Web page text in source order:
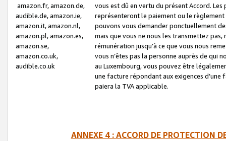
amazon.fr, amazon.de,
audible.de, amazon.ie,
amazon.it, amazon.nl,
amazon.pl, amazon.es,
amazon.se,
amazon.co.uk,
audible.co.uk
vous est dû en vertu du présent Accord.
représenteront le paiement ou le
pouvons vous demander ponctuellement
mais que vous ne nous les transmettez
rémunération jusqu’à ce que vous nous
vous n’êtes pas la personne auprès de qui
au Luxembourg, vous pouvez être
une facture répondant aux exigences
paiera la TVA applicable.
ANNEXE 4 : ACCORD DE PROTECTION